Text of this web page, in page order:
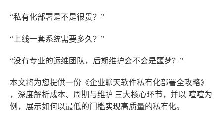
“私有化部署是不是很贵？”
“上线一套系统需要多久？”
“没有专业的运维团队，后期维护会不会是噩梦？”
本文将为您提供一份《企业聊天软件私有化部署全攻略》
，深度解析成本、周期与维护 三大核心环节，并以 喧喧为
例，展示如何以最低的门槛实现高质量的私有化。